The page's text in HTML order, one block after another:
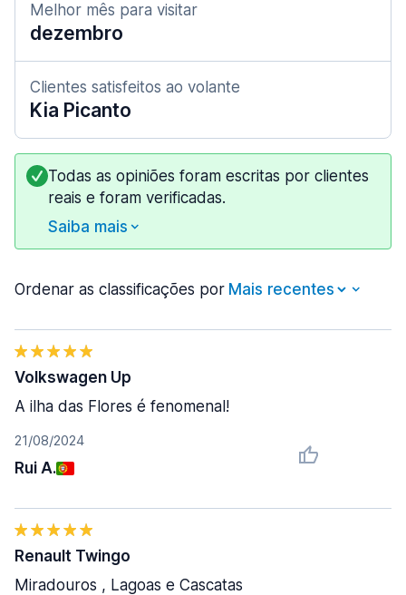
Melhor mês para visitar
dezembro
Clientes satisfeitos ao volante
Kia Picanto
Todas as opiniões foram escritas por clientes
reais e foram verificadas.
Saiba mais
Ordenar as classificações por
21/08/2024
Rui A.
Volkswagen Up
A ilha das Flores é fenomenal!
Renault Twingo
Miradouros , Lagoas e Cascatas